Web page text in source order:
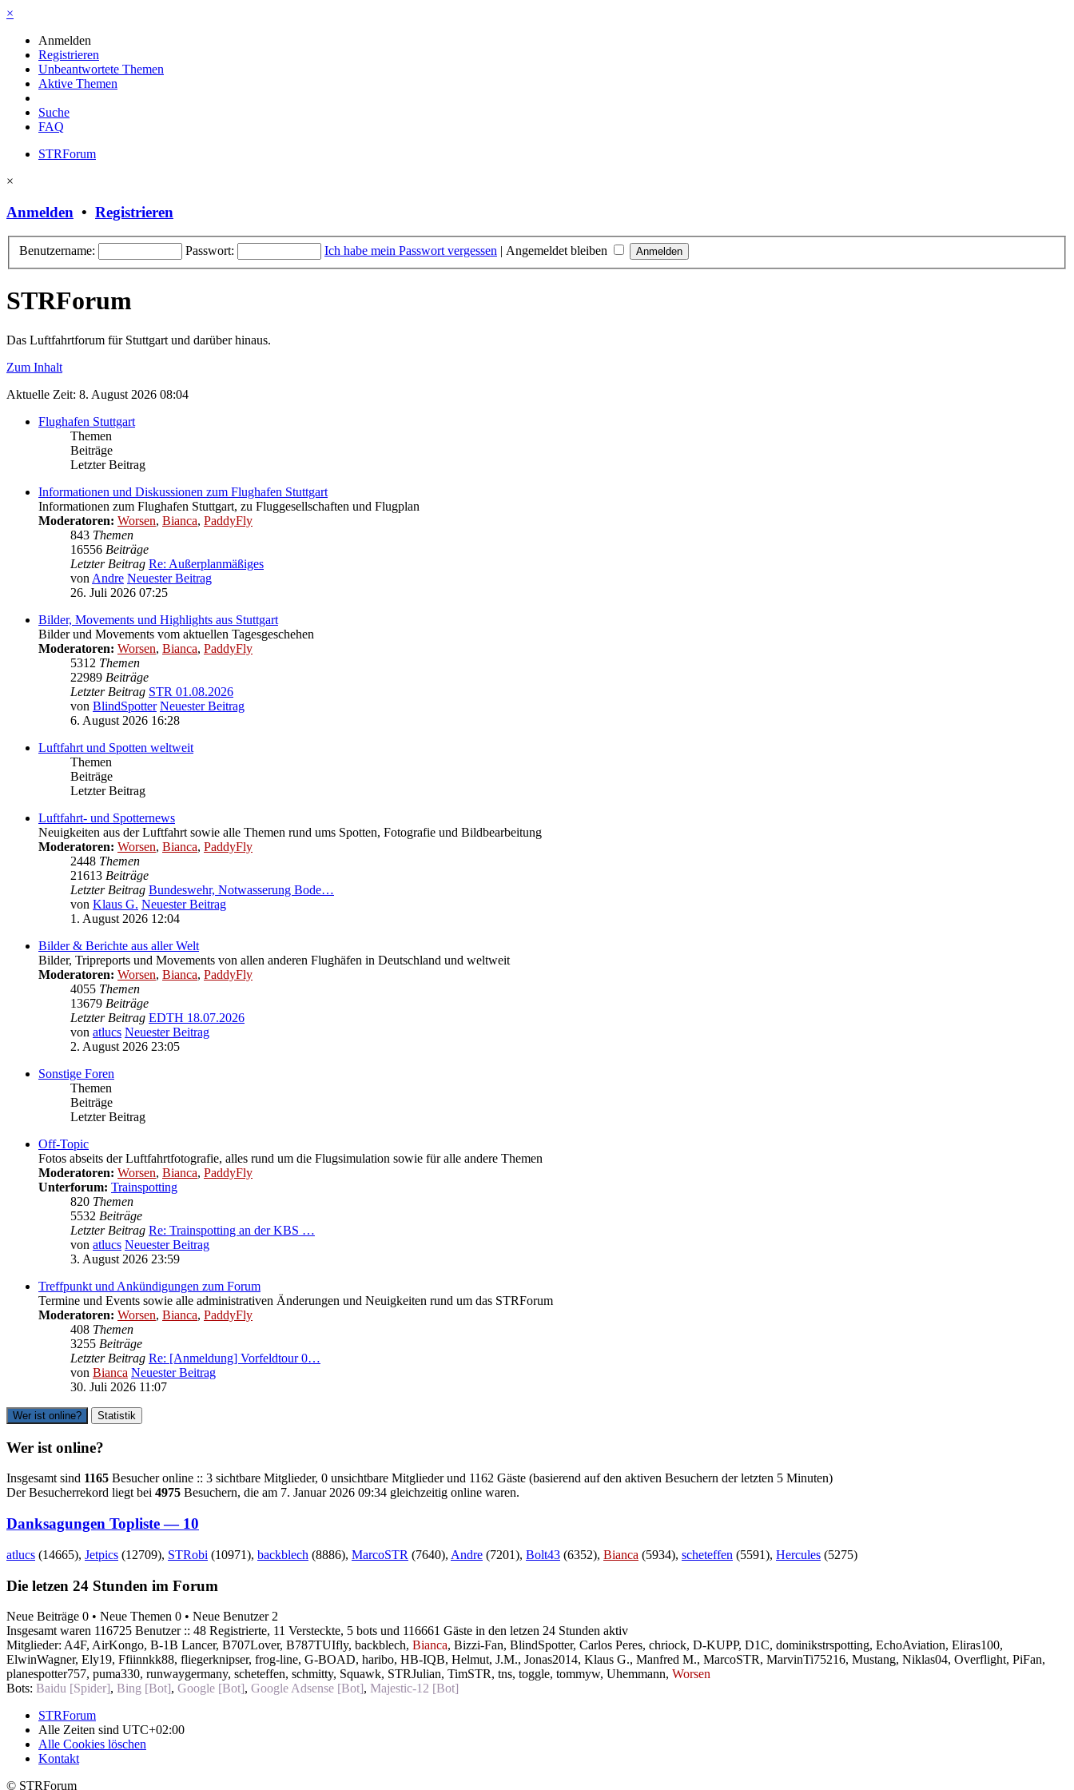
×
Anmelden
Registrieren
Unbeantwortete Themen
Aktive Themen
Suche
FAQ
STRForum
×
Anmelden • Registrieren
Benutzername: Passwort: Ich habe mein Passwort vergessen | Angemeldet bleiben
STRForum
Das Luftfahrtforum für Stuttgart und darüber hinaus.
Zum Inhalt
Aktuelle Zeit: 8. August 2026 08:04
Flughafen Stuttgart
Themen
Beiträge
Letzter Beitrag
Informationen und Diskussionen zum Flughafen Stuttgart
Informationen zum Flughafen Stuttgart, zu Fluggesellschaften und Flugplan
Moderatoren: Worsen, Bianca, PaddyFly
843 Themen
16556 Beiträge
Letzter Beitrag Re: Außerplanmäßiges
von Andre Neuester Beitrag
26. Juli 2026 07:25
Bilder, Movements und Highlights aus Stuttgart
Bilder und Movements vom aktuellen Tagesgeschehen
Moderatoren: Worsen, Bianca, PaddyFly
5312 Themen
22989 Beiträge
Letzter Beitrag STR 01.08.2026
von BlindSpotter Neuester Beitrag
6. August 2026 16:28
Luftfahrt und Spotten weltweit
Themen
Beiträge
Letzter Beitrag
Luftfahrt- und Spotternews
Neuigkeiten aus der Luftfahrt sowie alle Themen rund ums Spotten, Fotografie und Bildbearbeitung
Moderatoren: Worsen, Bianca, PaddyFly
2448 Themen
21613 Beiträge
Letzter Beitrag Bundeswehr, Notwasserung Bode…
von Klaus G. Neuester Beitrag
1. August 2026 12:04
Bilder & Berichte aus aller Welt
Bilder, Tripreports und Movements von allen anderen Flughäfen in Deutschland und weltweit
Moderatoren: Worsen, Bianca, PaddyFly
4055 Themen
13679 Beiträge
Letzter Beitrag EDTH 18.07.2026
von atlucs Neuester Beitrag
2. August 2026 23:05
Sonstige Foren
Themen
Beiträge
Letzter Beitrag
Off-Topic
Fotos abseits der Luftfahrtfotografie, alles rund um die Flugsimulation sowie für alle andere Themen
Moderatoren: Worsen, Bianca, PaddyFly
Unterforum: Trainspotting
820 Themen
5532 Beiträge
Letzter Beitrag Re: Trainspotting an der KBS …
von atlucs Neuester Beitrag
3. August 2026 23:59
Treffpunkt und Ankündigungen zum Forum
Termine und Events sowie alle administrativen Änderungen und Neuigkeiten rund um das STRForum
Moderatoren: Worsen, Bianca, PaddyFly
408 Themen
3255 Beiträge
Letzter Beitrag Re: [Anmeldung] Vorfeldtour 0…
von Bianca Neuester Beitrag
30. Juli 2026 11:07
Wer ist online? Statistik
Wer ist online?
Insgesamt sind 1165 Besucher online :: 3 sichtbare Mitglieder, 0 unsichtbare Mitglieder und 1162 Gäste (basierend auf den aktiven Besuchern der letzten 5 Minuten)
Der Besucherrekord liegt bei 4975 Besuchern, die am 7. Januar 2026 09:34 gleichzeitig online waren.
Danksagungen Topliste — 10
atlucs (14665), Jetpics (12709), STRobi (10971), backblech (8886), MarcoSTR (7640), Andre (7201), Bolt43 (6352), Bianca (5934), scheteffen (5591), Hercules (5275)
Die letzen 24 Stunden im Forum
Neue Beiträge 0 • Neue Themen 0 • Neue Benutzer 2
Insgesamt waren 116725 Benutzer :: 48 Registrierte, 11 Versteckte, 5 bots und 116661 Gäste in den letzen 24 Stunden aktiv
Mitglieder: A4F, AirKongo, B-1B Lancer, B707Lover, B787TUIfly, backblech, Bianca, Bizzi-Fan, BlindSpotter, Carlos Peres, chriock, D-KUPP, D1C, dominikstrspotting, EchoAviation, Eliras100,
ElwinWagner, Ely19, Ffiinnkk88, fliegerknipser, frog-line, G-BOAD, haribo, HB-IQB, Helmut, J.M., Jonas2014, Klaus G., Manfred M., MarcoSTR, MarvinTi75216, Mustang, Niklas04, Overflight, PiFan,
planespotter757, puma330, runwaygermany, scheteffen, schmitty, Squawk, STRJulian, TimSTR, tns, toggle, tommyw, Uhemmann, Worsen
Bots: Baidu [Spider], Bing [Bot], Google [Bot], Google Adsense [Bot], Majestic-12 [Bot]
STRForum
Alle Zeiten sind UTC+02:00
Alle Cookies löschen
Kontakt
© STRForum